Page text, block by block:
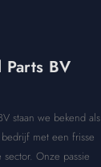
BV
staan we bekend als
met een frisse
Onze passie